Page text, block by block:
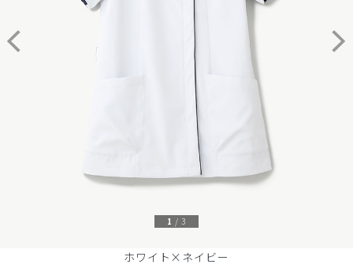
ホワイト×ネイビー
1 / 3